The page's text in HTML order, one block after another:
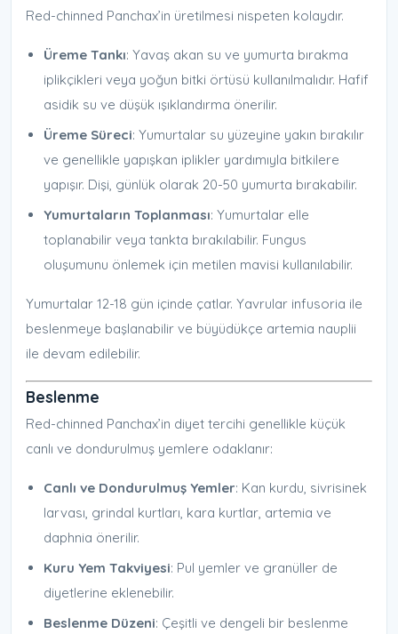
Red-chinned Panchax’in üretilmesi nispeten kolaydır.
Üreme Tankı: Yavaş akan su ve yumurta bırakma
iplikçikleri veya yoğun bitki örtüsü kullanılmalıdır. Hafif
asidik su ve düşük ışıklandırma önerilir.
Üreme Süreci: Yumurtalar su yüzeyine yakın bırakılır
ve genellikle yapışkan iplikler yardımıyla bitkilere
yapışır. Dişi, günlük olarak 20-50 yumurta bırakabilir.
Yumurtaların Toplanması: Yumurtalar elle
toplanabilir veya tankta bırakılabilir. Fungus
oluşumunu önlemek için metilen mavisi kullanılabilir.
Yumurtalar 12-18 gün içinde çatlar. Yavrular infusoria ile
beslenmeye başlanabilir ve büyüdükçe artemia nauplii
ile devam edilebilir.
Beslenme
Red-chinned Panchax’in diyet tercihi genellikle küçük
canlı ve dondurulmuş yemlere odaklanır:
Canlı ve Dondurulmuş Yemler: Kan kurdu, sivrisinek
larvası, grindal kurtları, kara kurtlar, artemia ve
daphnia önerilir.
Kuru Yem Takviyesi: Pul yemler ve granüller de
diyetlerine eklenebilir.
Beslenme Düzeni: Çeşitli ve dengeli bir beslenme